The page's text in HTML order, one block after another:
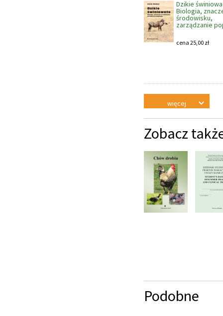
Dzikie
Biologia,
środowisku,
zarządzanie
cena 25,00 zł
więcej
Zobacz
Podobne